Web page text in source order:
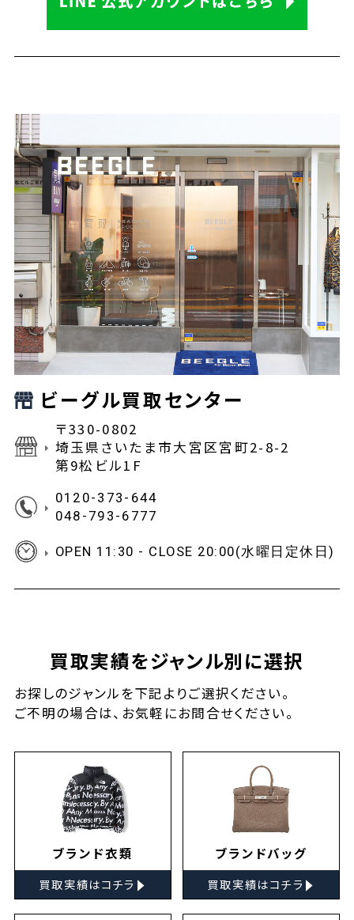
ビーグル買取センター
〒330-0802
埼玉県さいたま市大宮区宮町2-8-2
第9松ビル1F
0120-373-644
048-793-6777
OPEN 11:30 - CLOSE 20:00(水曜日定休日)
買取実績をジャンル別に選択
お探しのジャンルを下記よりご選択ください。
ご不明の場合は、お気軽にお問合せください。
ブランド衣類
買取実績はコチラ ▸
ブランドバッグ
買取実績はコチラ ▸